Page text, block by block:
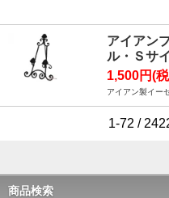
アイアン
ル・Ｓサ
1,500円(
アイアン製イー
1-72 /
商品検索